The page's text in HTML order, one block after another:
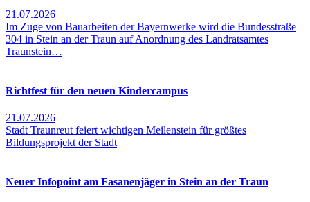
21.07.2026
Im Zuge von Bauarbeiten der Bayernwerke wird die Bundesstraße
304 in Stein an der Traun auf Anordnung des Landratsamtes
Traunstein…
Richtfest für den neuen Kindercampus
21.07.2026
Stadt Traunreut feiert wichtigen Meilenstein für größtes
Bildungsprojekt der Stadt
Neuer Infopoint am Fasanenjäger in Stein an der Traun